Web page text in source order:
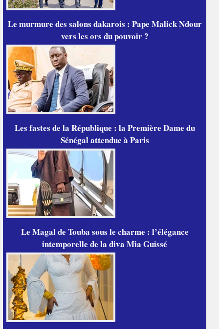
Le murmure des salons dakarois : Pape Malick Ndour
vers les ors du pouvoir ?
Les fastes de la République : la Première Dame du
Sénégal attendue à Paris
Le Magal de Touba sous le charme : l’élégance
intemporelle de la diva Mia Guissé